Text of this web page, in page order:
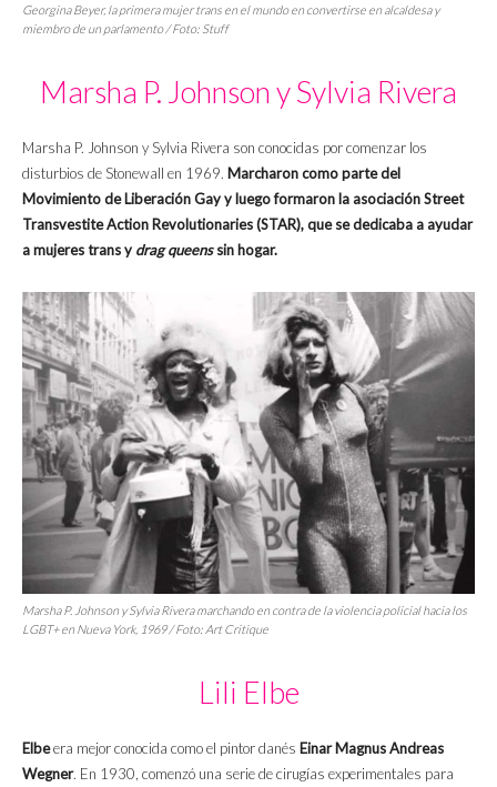
Georgina Beyer, la primera mujer trans en el mundo en convertirse en alcaldesa y
miembro de un parlamento / Foto: Stuff
Marsha P. Johnson y Sylvia Rivera
Marsha P. Johnson y Sylvia Rivera son conocidas por comenzar los
disturbios de Stonewall en 1969. Marcharon como parte del
Movimiento de Liberación Gay y luego formaron la asociación Street
Transvestite Action Revolutionaries (STAR), que se dedicaba a ayudar
a mujeres trans y drag queenssin hogar.
Marsha P. Johnson y Sylvia Rivera marchando en contra de la violencia policial hacia los
LGBT+ en Nueva York, 1969 / Foto: Art Critique
Lili Elbe
Elbeera mejor conocida como el pintor danés Einar Magnus Andreas
Wegner. En 1930, comenzó una serie de cirugías experimentales para